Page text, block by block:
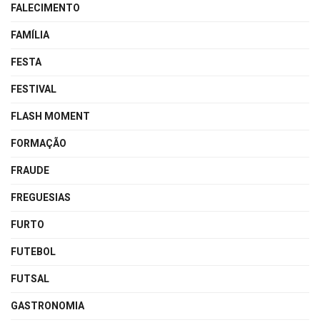
FALECIMENTO
FAMÍLIA
FESTA
FESTIVAL
FLASH MOMENT
FORMAÇÃO
FRAUDE
FREGUESIAS
FURTO
FUTEBOL
FUTSAL
GASTRONOMIA